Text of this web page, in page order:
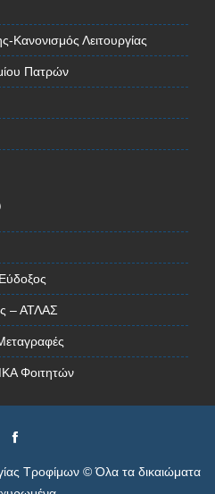
Λειτουργίας
Πατρών
– ΑΤΛΑΣ
Φοιτητών
Τροφίμων © Όλα τα δικαιώματα